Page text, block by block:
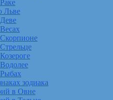
Льве
зодиака
в Овне